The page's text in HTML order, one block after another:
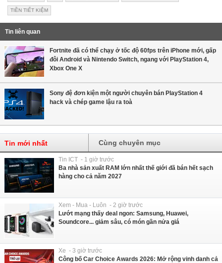
TIỀN TIẾT KIỆM
Tin liên quan
Fortnite đã có thể chạy ở tốc độ 60fps trên iPhone mới, gấp
đôi Android và Nintendo Switch, ngang với PlayStation 4,
Xbox One X
Sony đệ đơn kiện một người chuyên bán PlayStation 4
hack và chép game lậu ra toà
Tin mới nhất Cùng chuyên mục
Tin ICT - 1 giờ trước
Ba nhà sản xuất RAM lớn nhất thế giới đã bán hết sạch
hàng cho cả năm 2027
Xem - Mua - Luôn - 2 giờ trước
Lướt mạng thấy deal ngon: Samsung, Huawei,
Soundcore... giảm sâu, có món gần nửa giá
Xe - 3 giờ trước
Công bố Car Choice Awards 2026: Mở rộng vinh danh cả